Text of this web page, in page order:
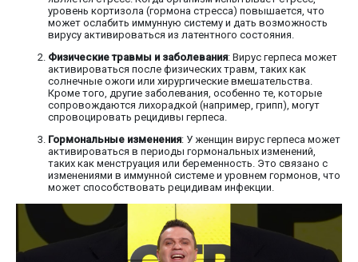
уровень кортизола (гормона стресса) повышается, что
может ослабить иммунную систему и дать возможность
вирусу активироваться из латентного состояния.
Физические травмы и заболевания: Вирус герпеса может
активироваться после физических травм, таких как
солнечные ожоги или хирургические вмешательства.
Кроме того, другие заболевания, особенно те, которые
сопровождаются лихорадкой (например, грипп), могут
спровоцировать рецидивы герпеса.
Гормональные изменения: У женщин вирус герпеса может
активироваться в периоды гормональных изменений,
таких как менструация или беременность. Это связано с
изменениями в иммунной системе и уровнем гормонов, что
может способствовать рецидивам инфекции.